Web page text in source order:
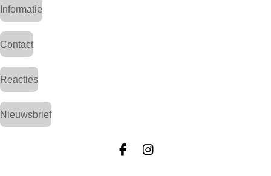
Informatie
Contact
Reacties
Nieuwsbrief
F
I